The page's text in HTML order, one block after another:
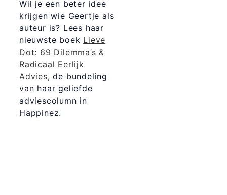
Wil je een beter idee
krijgen wie Geertje als
auteur is? Lees haar
nieuwste boek Lieve
Dot: 69 Dilemma’s &
Radicaal Eerlijk
Advies, de bundeling
van haar geliefde
adviescolumn in
Happinez.